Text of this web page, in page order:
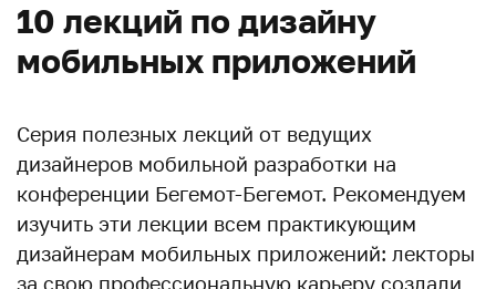
10 лекций по дизайну
мобильных приложений
Серия полезных лекций от ведущих
дизайнеров мобильной разработки на
конференции Бегемот-Бегемот. Рекомендуем
изучить эти лекции всем практикующим
дизайнерам мобильных приложений: лекторы
за свою профессиональную карьеру создали